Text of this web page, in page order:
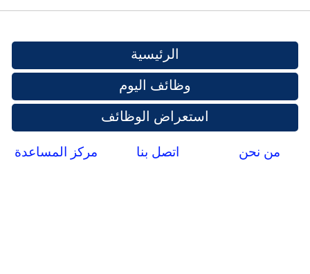
الرئيسية
وظائف اليوم
استعراض الوظائف
من نحن اتصل بنا مركز المساعدة